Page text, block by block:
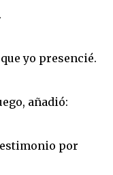
yo presencié.
añadió:
por